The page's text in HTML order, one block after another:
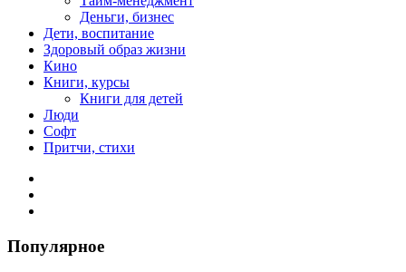
Деньги, бизнес
Дети, воспитание
Здоровый образ жизни
Кино
Книги, курсы
Книги для детей
Люди
Софт
Притчи, стихи
Популярное